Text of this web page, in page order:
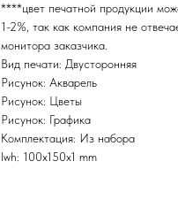
****цвет печатной продукции
1-2%, так как компания не
монитора заказчика.
Вид печати: Двусторонняя
Рисунок: Акварель
Рисунок: Цветы
Рисунок: Графика
Комплектация: Из набора
lwh: 100x150x1 mm